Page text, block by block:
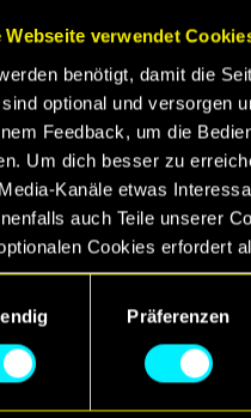
Webseite verwendet
benötigt, damit die
optional und versorgen
Feedback, um die
Um dich besser zu
Kanäle etwas
auch Teile unserer
Cookies erfordert
wo du, falls
Cookies ändern kannst.
Präferenzen